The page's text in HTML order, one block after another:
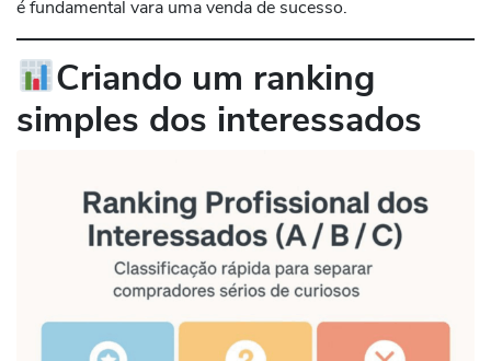
é fundamental vara uma venda de sucesso.
Criando um ranking
simples dos interessados